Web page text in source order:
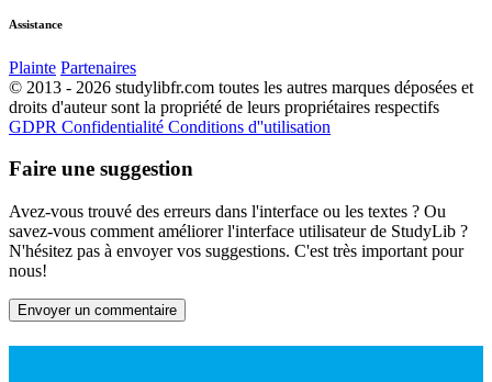
Assistance
Plainte Partenaires
© 2013 - 2026 studylibfr.com toutes les autres marques déposées et
droits d'auteur sont la propriété de leurs propriétaires respectifs
GDPR Confidentialité Conditions d''utilisation
Faire une suggestion
Avez-vous trouvé des erreurs dans l'interface ou les textes ? Ou
savez-vous comment améliorer l'interface utilisateur de StudyLib ?
N'hésitez pas à envoyer vos suggestions. C'est très important pour
nous!
Envoyer un commentaire